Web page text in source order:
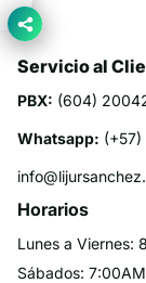
Servicio al
PBX: (604)
Whatsapp:
Horarios
Lunes a Viernes:
Sábados: